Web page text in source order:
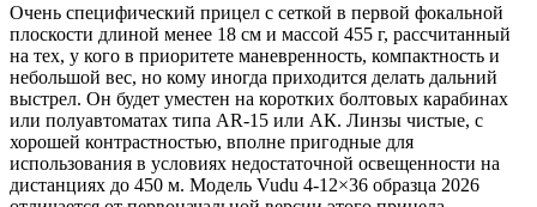
Очень специфический прицел с сеткой в первой фокальной
плоскости длиной менее 18 см и массой 455 г, рассчитанный
на тех, у кого в приоритете маневренность, компактность и
небольшой вес, но кому иногда приходится делать дальний
выстрел. Он будет уместен на коротких болтовых карабинах
или полуавтоматах типа AR-15 или АК. Линзы чистые, с
хорошей контрастностью, вполне пригодные для
использования в условиях недостаточной освещенности на
дистанциях до 450 м. Модель Vudu 4-12×36 образца 2026